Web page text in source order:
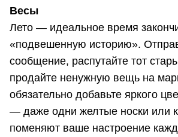
Весы
Лето — идеальное время
«подвешенную историю».
сообщение, распутайте тот
продайте ненужную вещь на
обязательно добавьте яркого
— даже одни желтые носки или
поменяют ваше настроение